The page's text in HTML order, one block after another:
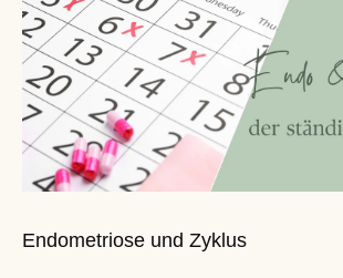
Endometriose und Zyklus